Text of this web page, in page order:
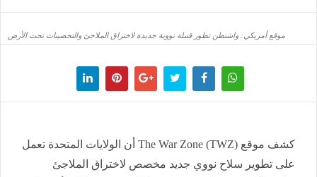
موقع أمريكي: واشنطن تطور قنبلة نووية جديدة لاختراق الملاجئ والتحصينات تحت الأرض
كشف موقع The War Zone (TWZ) أن الولايات المتحدة تعمل
على تطوير سلاح نووي جديد مخصص لاختراق الملاجئ